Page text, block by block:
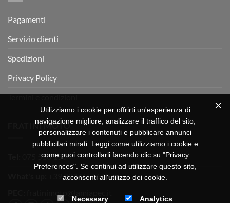
Pagamenti
Servizio clienti
Spedizioni
Privacy Policy
Termini e condizioni
FRATINI MOTO
075 518 1504
+39 3334656649
Utilizziamo i cookie per offrirti un'esperienza di
navigazione migliore, analizzare il traffico del sito,
personalizzare i contenuti e pubblicare annunci
pubblicitari mirati. Leggi come utilizziamo i cookie e
come puoi controllarli facendo clic su "Privacy
Preferences". Se continui ad utilizzare questo sito,
acconsenti all'utilizzo dei cookie.
Necessary Analytics